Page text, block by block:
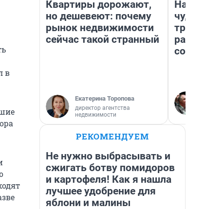
в
Квартиры дорожают,
но дешевеют: почему
рынок недвижимости
сейчас такой странный
Екатерина Торопова
директор агентства
недвижимости
РЕКОМЕНДУЕМ
Не нужно выбрасывать и
сжигать ботву помидоров
и картофеля! Как я нашла
лучшее удобрение для
яблони и малины